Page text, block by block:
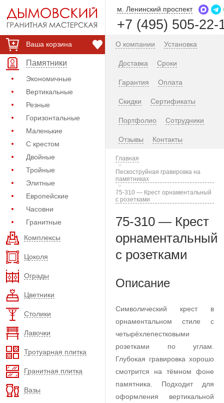
Ваша корзина
Памятники
Экономичные
Вертикальные
Резные
Горизонтальные
Маленькие
С крестом
Двойные
Тройные
Элитные
Европейские
Часовни
Гранитные
Комплексы
Цоколя
Ограды
Цветники
Столики
Лавочки
Тротуарная плитка
Гранитная плитка
Вазы
м. Ленинский проспект
+7 (495) 505-22-
О компании Установка
Доставка Сроки
Гарантия Оплата
Скидки Сертификаты
Портфолио Сотрудники
Отзывы Контакты
Главная
Пескоструйная гравировка на
памятниках
75-310 — Крест орнаментальный
с розетками
75-310 — Крест
орнаментальный
с розетками
Описание
Символический крест в
орнаментальном стиле с
четырёхлепестковыми
розетками по углам.
Глубокая гравировка хорошо
смотрится на тёмном фоне
памятника. Подходит для
оформления вертикальной